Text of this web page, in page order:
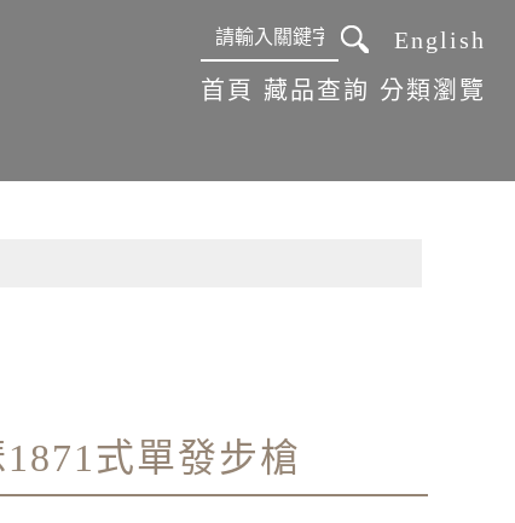
首頁 藏品查詢 分類瀏覽
English
式單發步槍